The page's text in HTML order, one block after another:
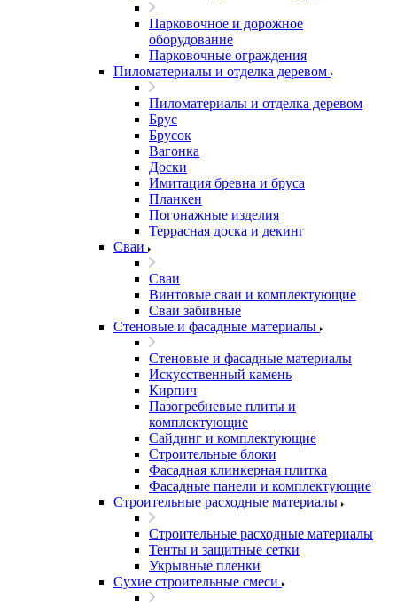
Парковочное и дорожное
оборудование
Парковочные ограждения
Пиломатериалы и отделка деревом
Пиломатериалы и отделка деревом
Брус
Брусок
Вагонка
Доски
Имитация бревна и бруса
Планкен
Погонажные изделия
Террасная доска и декинг
Сваи
Сваи
Винтовые сваи и комплектующие
Сваи забивные
Стеновые и фасадные материалы
Стеновые и фасадные материалы
Искусственный камень
Кирпич
Пазогребневые плиты и
комплектующие
Сайдинг и комплектующие
Строительные блоки
Фасадная клинкерная плитка
Фасадные панели и комплектующие
Строительные расходные материалы
Строительные расходные материалы
Тенты и защитные сетки
Укрывные пленки
Сухие строительные смеси